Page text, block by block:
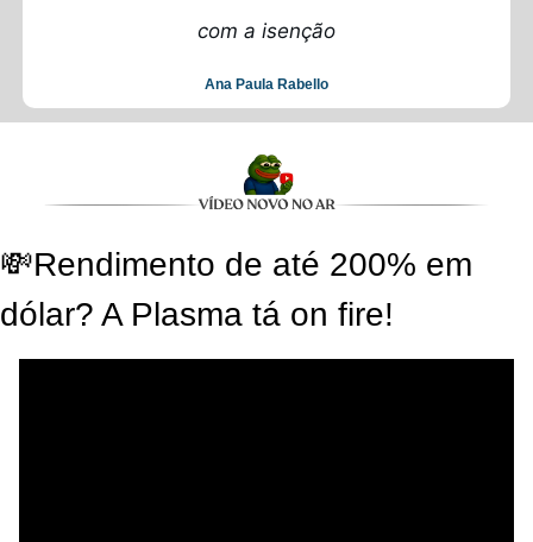
com a isenção
Ana Paula Rabello
💸Rendimento de até 200% em
dólar? A Plasma tá on fire!